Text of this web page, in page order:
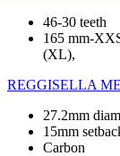
46-30 teeth
165 mm-
(XL),
REGGISELLA
27.2mm
15mm
Carbon